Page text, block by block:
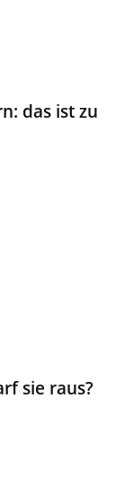
das ist zu
sie raus?